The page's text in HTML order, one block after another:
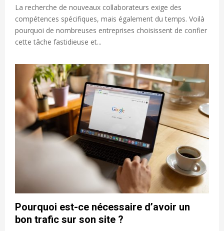
La recherche de nouveaux collaborateurs exige des
compétences spécifiques, mais également du temps. Voilà
pourquoi de nombreuses entreprises choisissent de confier
cette tâche fastidieuse et...
Pourquoi est-ce nécessaire d’avoir un
bon trafic sur son site ?